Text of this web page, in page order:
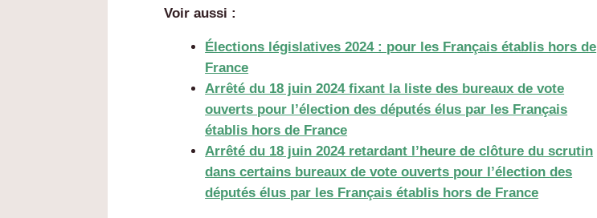
Voir aussi :
Élections législatives 2024 : pour les Français établis hors de
France
Arrêté du 18 juin 2024 fixant la liste des bureaux de vote
ouverts pour l’élection des députés élus par les Français
établis hors de France
Arrêté du 18 juin 2024 retardant l’heure de clôture du scrutin
dans certains bureaux de vote ouverts pour l’élection des
députés élus par les Français établis hors de France